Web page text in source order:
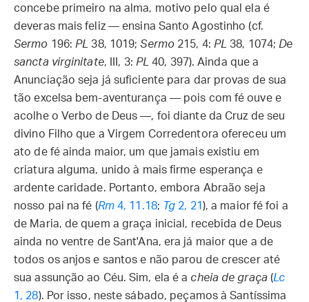
concebe primeiro na alma, motivo pelo qual ela é
deveras mais feliz — ensina Santo Agostinho (cf.
Sermo 196: PL 38, 1019;Sermo215, 4: PL 38, 1074; De
sancta virginitate, III, 3: PL 40, 397). Ainda que a
Anunciação seja já suficiente para dar provas de sua
tão excelsa bem-aventurança — pois com fé ouve e
acolhe o Verbo de Deus —, foi diante da Cruz de seu
divino Filho que a Virgem Corredentora ofereceu um
ato de fé ainda maior, um que jamais existiu em
criatura alguma, unido à mais firme esperança e
ardente caridade. Portanto, embora Abraão seja
nosso pai na fé (Rm4, 11.18; Tg 2, 21 ), a maior fé foi a
de Maria, de quem a graça inicial, recebida de Deus
ainda no ventre de Sant'Ana, era já maior que a de
todos os anjos e santos e não parou de crescer até
sua assunção ao Céu. Sim, ela é a cheia de graça (Lc
1, 28). Por isso, neste sábado, peçamos à Santíssima